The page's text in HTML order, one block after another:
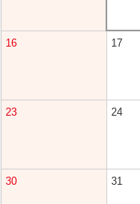
16 17
23 24
30 31